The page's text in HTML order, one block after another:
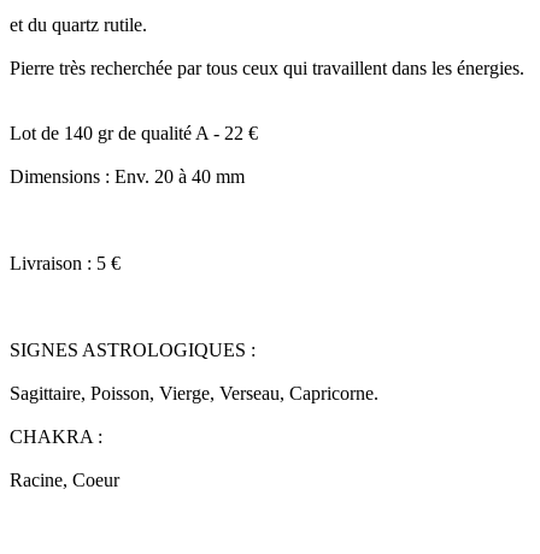
et du quartz rutile.
Pierre très recherchée par tous ceux qui travaillent dans les énergies.
Lot de 140 gr de qualité A - 22 €
Dimensions : Env. 20 à 40 mm
Livraison : 5 €
SIGNES ASTROLOGIQUES :
Sagittaire, Poisson, Vierge, Verseau, Capricorne.
CHAKRA :
Racine, Coeur